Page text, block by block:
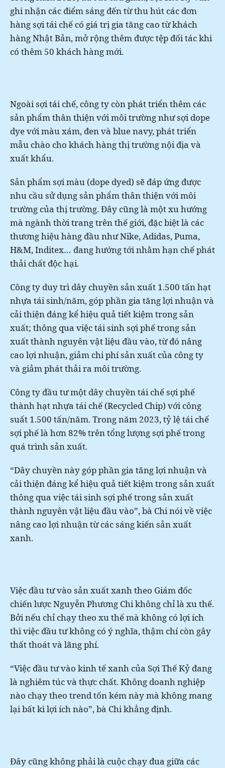
ghi nhận các điểm sáng đến từ thu hút các đơn
hàng sợi tái chế có giá trị gia tăng cao từ khách
hàng Nhật Bản, mở rộng thêm được tệp đối tác khi
có thêm 50 khách hàng mới.
Ngoài sợi tái chế, công ty còn phát triển thêm các
sản phẩm thân thiện với môi trường như sợi dope
dye với màu xám, đen và blue navy, phát triển
mẫu chào cho khách hàng thị trường nội địa và
xuất khẩu.
Sản phẩm sợi màu (dope dyed) sẽ đáp ứng được
nhu cầu sử dụng sản phẩm thân thiện với môi
trường của thị trường. Đây cũng là một xu hướng
mà ngành thời trang trên thế giới, đặc biệt là các
thương hiệu hàng đầu như Nike, Adidas, Puma,
H&M, Inditex… đang hướng tới nhằm hạn chế phát
thải chất độc hại.
Công ty duy trì dây chuyền sản xuất 1.500 tấn hạt
nhựa tái sinh/năm, góp phần gia tăng lợi nhuận và
cải thiện đáng kể hiệu quả tiết kiệm trong sản
xuất; thông qua việc tái sinh sợi phế trong sản
xuất thành nguyên vật liệu đầu vào, từ đó nâng
cao lợi nhuận, giảm chi phí sản xuất của công ty
và giảm phát thải ra môi trường.
Công ty đầu tư một dây chuyền tái chế sợi phế
thành hạt nhựa tái chế (Recycled Chip) với công
suất 1.500 tấn/năm. Trong năm 2023, tỷ lệ tái chế
sợi phế là hơn 82% trên tổng lượng sợi phế trong
quá trình sản xuất.
“Dây chuyền này góp phần gia tăng lợi nhuận và
cải thiện đáng kể hiệu quả tiết kiệm trong sản xuất
thông qua việc tái sinh sợi phế trong sản xuất
thành nguyên vật liệu đầu vào”, bà Chi nói về việc
nâng cao lợi nhuận từ các sáng kiến sản xuất
xanh.
Việc đầu tư vào sản xuất xanh theo Giám đốc
chiến lược Nguyễn Phương Chi không chỉ là xu thế.
Bởi nếu chỉ chạy theo xu thế mà không có lợi ích
thì việc đầu tư không có ý nghĩa, thậm chí còn gây
thất thoát và lãng phí.
“Việc đầu tư vào kinh tế xanh của Sợi Thế Kỷ đang
là nghiêm túc và thực chất. Không doanh nghiệp
nào chạy theo trend tốn kém này mà không mang
lại bất kì lợi ích nào”, bà Chi khẳng định.
Đây cũng không phải là cuộc chạy đua giữa các